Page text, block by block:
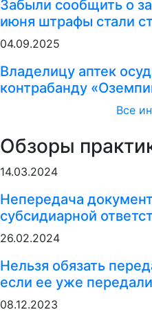
Забыли сообщить о
июня штрафы стали
04.09.2025
Владелицу аптек
контрабанду
Все
Обзоры
14.03.2024
Непередача
субсидиарной
26.02.2024
Нельзя обязать
если ее уже передали
08.12.2023